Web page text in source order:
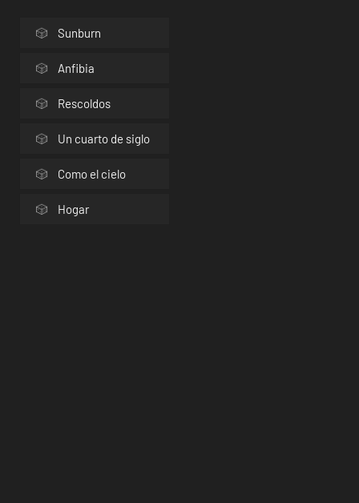
Sunburn
Anfibia
Rescoldos
Un cuarto de siglo
Como el cielo
Hogar